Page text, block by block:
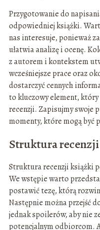
Przygotowanie do
odpowiedniej książki.
nas interesuje, ponieważ
ułatwia analizę i ocenę.
z autorem i kontekstem
wcześniejsze prace oraz
dostarczyć cennych
to kluczowy element,
recenzji. Zapisujmy swoje
momenty, które mogą być
Struktura
Struktura recenzji książki
We wstępie warto
postawić tezę, którą
Następnie można przejść
jednak spoilerów, aby nie
potencjalnym odbiorcom.